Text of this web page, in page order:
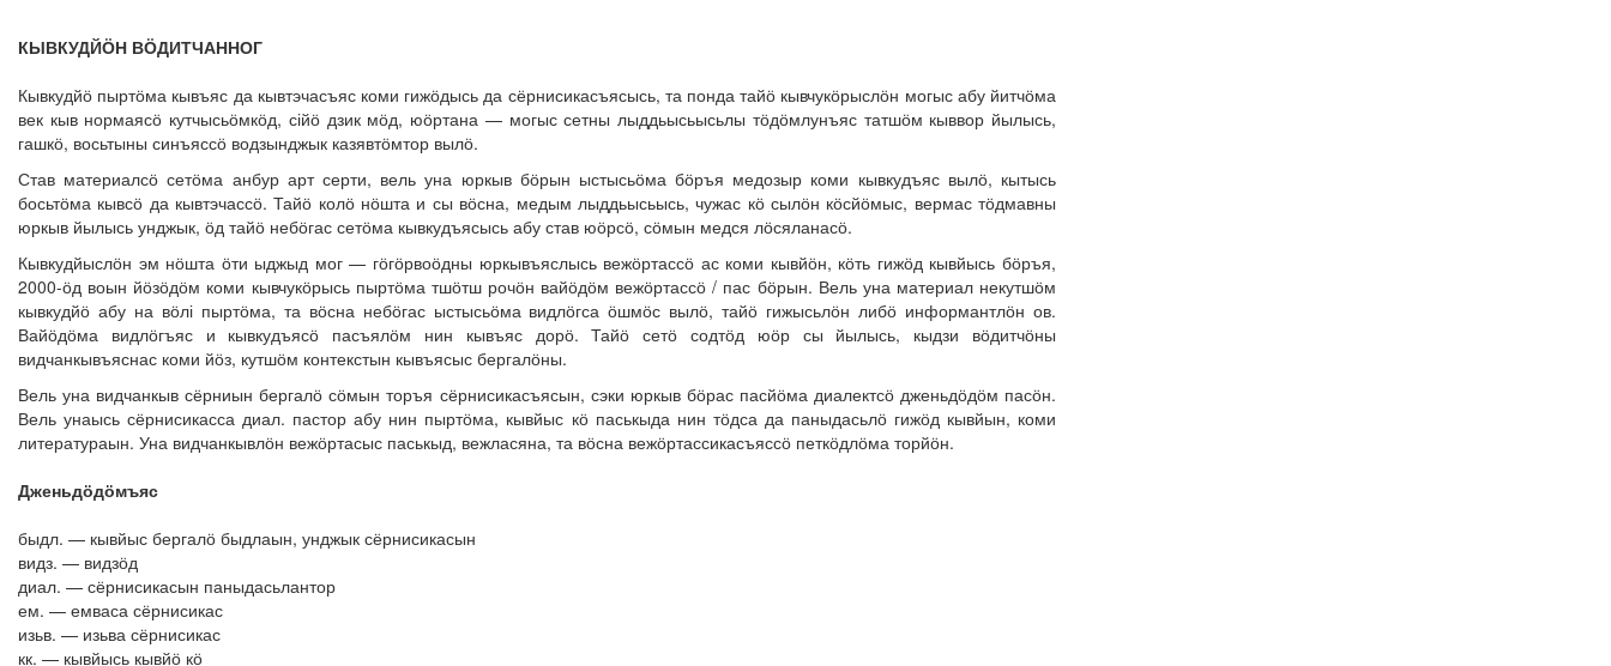
КЫВКУДЙӦН ВӦДИТЧАННОГ
Кывкудйӧ пыртӧма кывъяс да кывтэчасъяс коми гижӧдысь да сёрнисикасъясысь, та понда тайӧ кывчукӧрыслӧн могыс абу йитчӧма
век кыв нормаясӧ кутчысьӧмкӧд, сійӧ дзик мӧд, юӧртана — могыс сетны лыддьысьысьлы тӧдӧмлунъяс татшӧм кыввор йылысь,
гашкӧ, восьтыны синъяссӧ водзынджык казявтӧмтор вылӧ.
Став материалсӧ сетӧма анбур арт серти, вель уна юркыв бӧрын ыстысьӧма бӧръя медозыр коми кывкудъяс вылӧ, кытысь
босьтӧма кывсӧ да кывтэчассӧ. Тайӧ колӧ нӧшта и сы вӧсна, медым лыддьысьысь, чужас кӧ сылӧн кӧсйӧмыс, вермас тӧдмавны
юркыв йылысь унджык, ӧд тайӧ небӧгас сетӧма кывкудъясысь абу став юӧрсӧ, сӧмын медся лӧсяланасӧ.
Кывкудйыслӧн эм нӧшта ӧти ыджыд мог — гӧгӧрвоӧдны юркывъяслысь вежӧртассӧ ас коми кывйӧн, кӧть гижӧд кывйысь бӧръя,
2000-ӧд воын йӧзӧдӧм коми кывчукӧрысь пыртӧма тшӧтш рочӧн вайӧдӧм вежӧртассӧ / пас бӧрын. Вель уна материал некутшӧм
кывкудйӧ абу на вӧлі пыртӧма, та вӧсна небӧгас ыстысьӧма видлӧгса ӧшмӧс вылӧ, тайӧ гижысьлӧн либӧ информантлӧн ов.
Вайӧдӧма видлӧгъяс и кывкудъясӧ пасъялӧм нин кывъяс дорӧ. Тайӧ сетӧ содтӧд юӧр сы йылысь, кыдзи вӧдитчӧны
видчанкывъяснас коми йӧз, кутшӧм контекстын кывъясыс бергалӧны.
Вель уна видчанкыв сёрниын бергалӧ сӧмын торъя сёрнисикасъясын, сэки юркыв бӧрас пасйӧма диалектсӧ дженьдӧдӧм пасӧн.
Вель унаысь сёрнисикасса диал. пастор абу нин пыртӧма, кывйыс кӧ паськыда нин тӧдса да паныдасьлӧ гижӧд кывйын, коми
литератураын. Уна видчанкывлӧн вежӧртасыс паськыд, вежласяна, та вӧсна вежӧртассикасъяссӧ петкӧдлӧма торйӧн.
Дженьдӧдӧмъяс
быдл. — кывйыс бергалӧ быдлаын, унджык сёрнисикасын
видз. — видзӧд
диал. — сёрнисикасын паныдасьлантор
ем. — емваса сёрнисикас
изьв. — изьва сёрнисикас
кк. — кывйысь кывйӧ кӧ